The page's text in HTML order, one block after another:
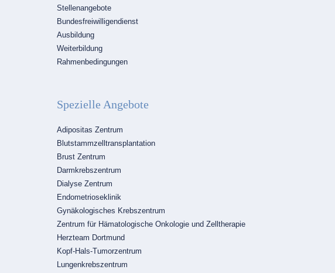
Navigation
überspringen
Stellenangebote
Bundesfreiwilligendienst
Ausbildung
Weiterbildung
Rahmenbedingungen
Spezielle Angebote
Navigation
überspringen
Adipositas Zentrum
Blutstammzelltransplantation
Brust Zentrum
Darmkrebszentrum
Dialyse Zentrum
Endometrioseklinik
Gynäkologisches Krebszentrum
Zentrum für Hämatologische Onkologie und Zelltherapie
Herzteam Dortmund
Kopf-Hals-Tumorzentrum
Lungenkrebszentrum